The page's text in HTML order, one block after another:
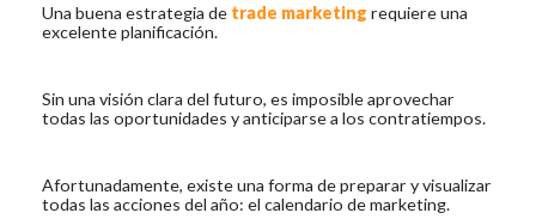
Una buena estrategia de trade marketing requiere una
excelente planificación.
Sin una visión clara del futuro, es imposible aprovechar
todas las oportunidades y anticiparse a los contratiempos.
Afortunadamente, existe una forma de preparar y visualizar
todas las acciones del año: el calendario de marketing.